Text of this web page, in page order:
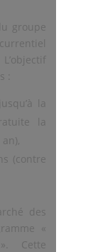
groupe
la
la
(contre
des
«
Cette